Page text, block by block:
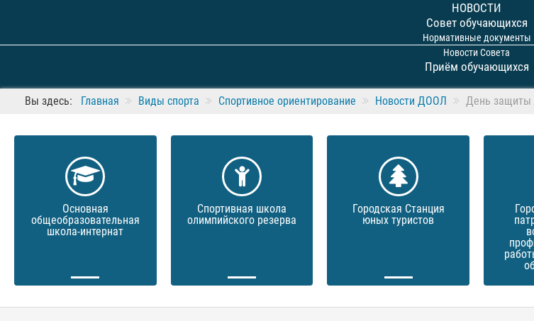
НОВОСТИ
Совет обучающихся
Нормативные документы
Новости Совета
Приём обучающихся
Вы здесь: Главная Виды спорта Спортивное ориентирование Новости ДООЛ День защиты
Основная
общеобразовательная
школа-интернат
Спортивная школа
олимпийского резерва
Городская Станция
юных туристов